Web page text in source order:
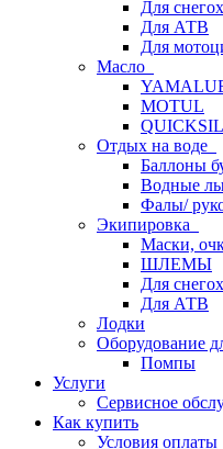
Для
Для АТВ
Для
Масло
MOTUL
Отдых на воде
Баллоны
Водные
Фалы/
Экипировка
Маски,
ШЛЕМЫ
Для
Для АТВ
Лодки
Оборудование
Помпы
Услуги
Сервисное
Как купить
Условия оплаты